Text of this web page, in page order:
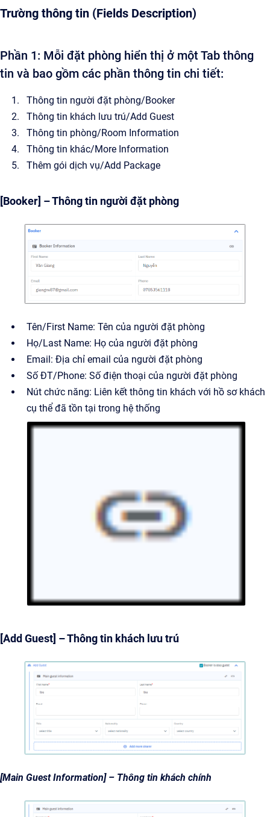
Trường thông tin (Fields Description)
Phần 1: Mỗi đặt phòng hiển thị ở một Tab thông
tin và bao gồm các phần thông tin chi tiết:
Thông tin người đặt phòng/Booker
Thông tin khách lưu trú/Add Guest
Thông tin phòng/Room Information
Thông tin khác/More Information
Thêm gói dịch vụ/Add Package
[Booker] – Thông tin người đặt phòng
Tên/First Name: Tên của người đặt phòng
Họ/Last Name: Họ của người đặt phòng
Email: Địa chỉ email của người đặt phòng
Số ĐT/Phone: Số điện thoại của người đặt phòng
Nút chức năng: Liên kết thông tin khách với hồ sơ khách
cụ thể đã tồn tại trong hệ thống
[Add Guest] – Thông tin khách lưu trú
[Main Guest Information] – Thông tin khách chính